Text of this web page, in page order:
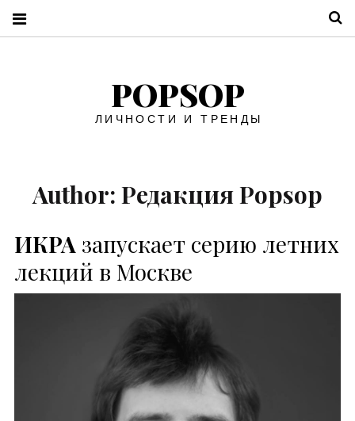
POPSOP
ЛИЧНОСТИ И ТРЕНДЫ
Author: Редакция Popsop
ИКРА запускает серию летних
лекций в Москве